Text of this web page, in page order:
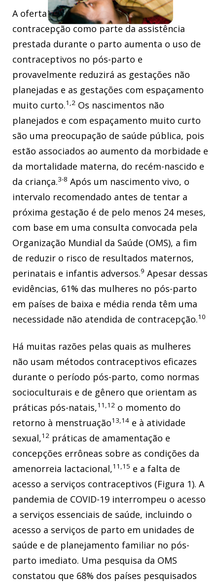
A oferta de serviços modernos de
contracepção como parte da assistência
prestada durante o parto aumenta o uso de
contraceptivos no pós-parto e
provavelmente reduzirá as gestações não
planejadas e as gestações com espaçamento
muito curto.1,2 Os nascimentos não
planejados e com espaçamento muito curto
são uma preocupação de saúde pública, pois
estão associados ao aumento da morbidade e
da mortalidade materna, do recém-nascido e
da criança.3-8 Após um nascimento vivo, o
intervalo recomendado antes de tentar a
próxima gestação é de pelo menos 24 meses,
com base em uma consulta convocada pela
Organização Mundial da Saúde (OMS), a fim
de reduzir o risco de resultados maternos,
perinatais e infantis adversos.9 Apesar dessas
evidências, 61% das mulheres no pós-parto
em países de baixa e média renda têm uma
necessidade não atendida de contracepção.10
Há muitas razões pelas quais as mulheres
não usam métodos contraceptivos eficazes
durante o período pós-parto, como normas
socioculturais e de gênero que orientam as
práticas pós-natais,11,12 o momento do
retorno à menstruação13,14 e à atividade
sexual,12 práticas de amamentação e
concepções errôneas sobre as condições da
amenorreia lactacional,11,15 e a falta de
acesso a serviços contraceptivos (Figura 1). A
pandemia de COVID-19 interrompeu o acesso
a serviços essenciais de saúde, incluindo o
acesso a serviços de parto em unidades de
saúde e de planejamento familiar no pós-
parto imediato. Uma pesquisa da OMS
constatou que 68% dos países pesquisados